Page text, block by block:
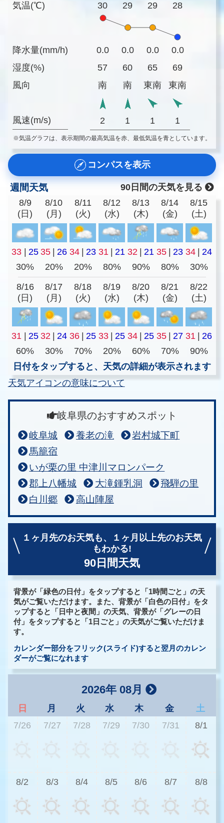
気温(℃)
降水量(mm/h)
湿度(%)
風向
風速(m/s)
30 29 29 28
0.0 0.0 0.0
0.0
57
60 65
69
南
南 東南 東南
2 1 1 1
※気温グラフは、表示期間の最高気温を赤、最低気温を青としています。
コンパスを表示
週間天気
90日間の天気を見る
8/9
(日)
8/10
(月)
8/11
(火)
8/12
(水)
8/13
(木)
8/14
(金)
8/15
(土)
33 25 35 26 34 23 31 21 32 21 35 23 34
24
30%
20% 20% 80% 90% 80% 30%
8/16
(日)
8/17
(月)
8/18
(火)
8/19
(水)
8/20
(木)
8/21
(金)
8/22
(土)
31 25 32 24 36 25 33 25 34 25 35 27 31
26
60%
30% 70% 20% 60% 70%
90%
日付をタップすると、天気の詳細が表示されます
天気アイコンの意味について
岐阜県のおすすめスポット
岐阜城 養老の滝
岩村城下町
馬籠宿
いが栗の里 中津川マロンパーク
郡上八幡城
大滝鍾乳洞
飛騨の里
白川郷
高山陣屋
１ヶ月先のお天気も、
１ヶ月以上先のお天気
もわかる!
90日間天気
背景が「緑色の日付」をタップすると「1時間ごと」の天
気がご覧いただけます。また、背景が「白色の日付」をタ
ップすると「日中と夜間」の天気、背景が「グレーの日
付」をタップすると「1日ごと」の天気がご覧いただけま
す。
カレンダー部分をフリック(スライド)すると翌月のカレン
ダーがご覧になれます
2026年 08月
日 月 火 水 木 金
土
7/26
7/27 7/28 7/29 7/30 7/31 8/1
8/2 8/3 8/4 8/5 8/6 8/7 8/8